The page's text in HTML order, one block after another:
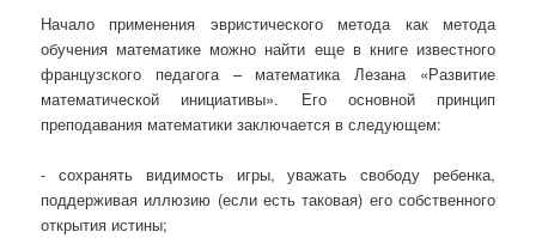
Начало применения эвристического метода как метода
обучения математике можно найти еще в книге известного
французского педагога – математика Лезана «Развитие
математической инициативы». Его основной принцип
преподавания математики заключается в следующем:
- сохранять видимость игры, уважать свободу ребенка,
поддерживая иллюзию (если есть таковая) его собственного
открытия истины;